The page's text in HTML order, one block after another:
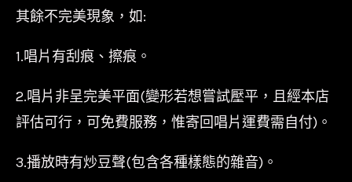
其餘不完美現象，如:
1.唱片有刮痕、擦痕。
2.唱片非呈完美平面(變形若想嘗試壓平，且經本店
評估可行，可免費服務，惟寄回唱片運費需自付)。
3.播放時有炒豆聲(包含各種樣態的雜音)。